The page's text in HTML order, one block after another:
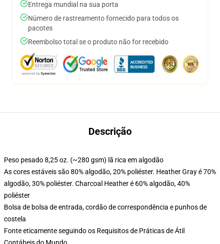
Entrega mundial na sua porta
Número de rastreamento fornecido para todos os
pacotes
Reembolso total se o produto não for recebido
Descrição
Peso pesado 8,25 oz. (~280 gsm) lã rica em algodão
As cores estáveis são 80% algodão, 20% poliéster. Heather Gray é 70%
algodão, 30% poliéster. Charcoal Heather é 60% algodão, 40%
poliéster
Bolsa de bolsa de entrada, cordão de correspondência e punhos de
costela
Fonte eticamente seguindo os Requisitos de Práticas de Átil